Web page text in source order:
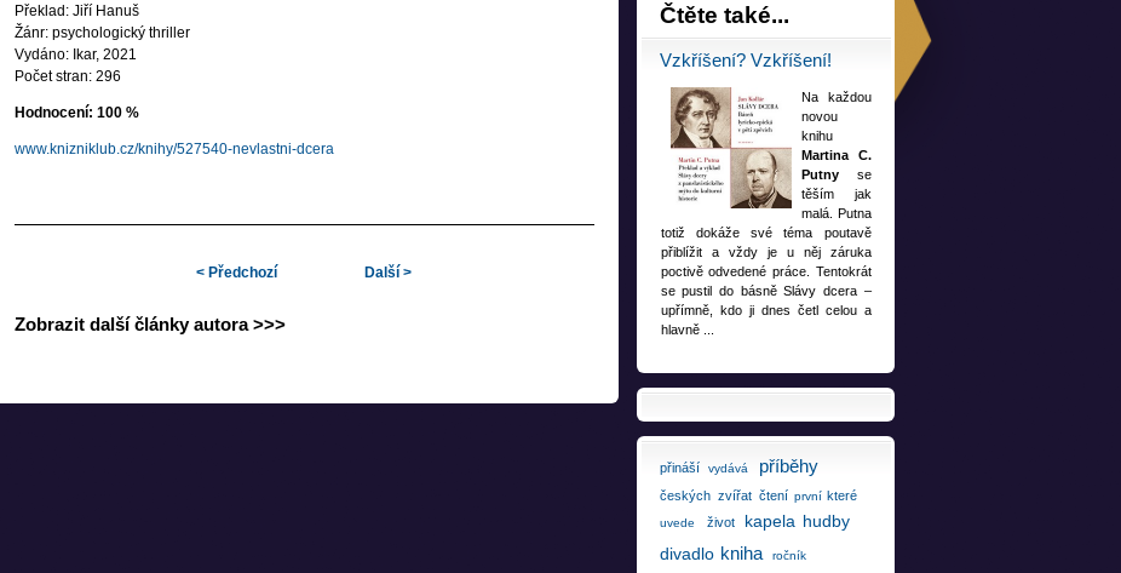
Překlad: Jiří Hanuš
Žánr: psychologický thriller
Vydáno: Ikar, 2021
Počet stran: 296
Hodnocení: 100 %
www.knizniklub.cz/knihy/527540-nevlastni-dcera
< Předchozí Další >
Zobrazit další články autora >>>
Matyáše Tach...
Čtěte také...
Vzkříšení? Vzkříšení!
Na každou
novou
knihu
Martina C.
Putnyse
těším jak
malá. Putna
totiž dokáže své téma poutavě
přiblížit a vždy je u něj záruka
poctivě odvedené práce. Tentokrát
se pustil do básně Slávy dcera –
upřímně, kdo ji dnes četl celou a
hlavně ...
přináší vydává příběhy
českých zvířat čtení první které
uvede život kapela hudby
divadlo kniha ročník